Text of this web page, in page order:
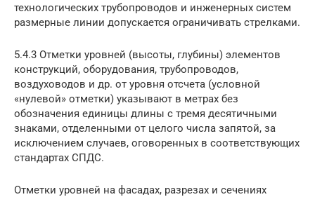
технологических трубопроводов и инженерных систем
размерные линии допускается ограничивать стрелками.
5.4.3 Отметки уровней (высоты, глубины) элементов
конструкций, оборудования, трубопроводов,
воздуховодов и др. от уровня отсчета (условной
«нулевой» отметки) указывают в метрах без
обозначения единицы длины с тремя десятичными
знаками, отделенными от целого числа запятой, за
исключением случаев, оговоренных в соответствующих
стандартах СПДС.
Отметки уровней на фасадах, разрезах и сечениях